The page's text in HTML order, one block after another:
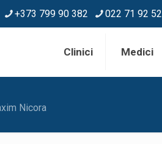
+373 799 90 382 022 71 92 52
Clinici Medici
Nicora